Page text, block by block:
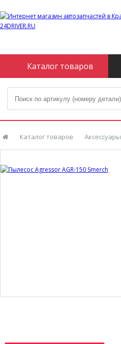
Каталог товаров
Каталог товаров Аксессуары